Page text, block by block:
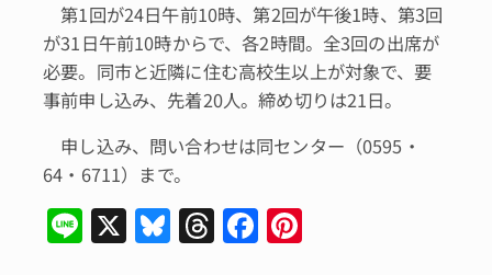
第1回が24日午前10時、第2回が午後1時、第3回
が31日午前10時からで、各2時間。全3回の出席が
必要。同市と近隣に住む高校生以上が対象で、要
事前申し込み、先着20人。締め切りは21日。
申し込み、問い合わせは同センター（0595・
64・6711）まで。
Li X Bl T F